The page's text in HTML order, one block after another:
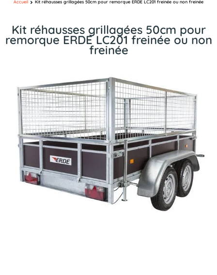
Kit réhausses grillagées 50cm pour
remorque ERDE LC201 freinée ou non
freinée
Accueil Kit réhausses grillagées 50cm pour remorque ERDE LC201 freinée ou non freinée